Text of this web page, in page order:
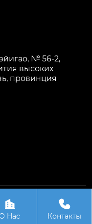
№ 56-2,
высоких
провинция
Электро

Hас

Контакты